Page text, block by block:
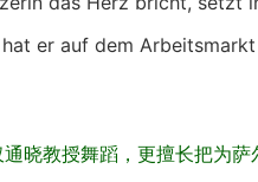
er auf dem
晓教授舞蹈，更擅长把为